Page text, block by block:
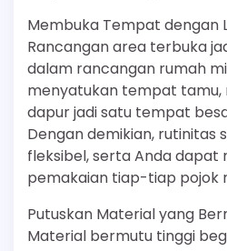
Membuka Tempat dengan
Rancangan area terbuka
dalam rancangan rumah
menyatukan tempat tamu,
dapur jadi satu tempat
Dengan demikian, rutinitas
fleksibel, serta Anda dapat
pemakaian tiap-tiap pojok
Putuskan Material yang
Material bermutu tinggi